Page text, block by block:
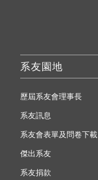
系友園地
歷屆系友會理事長
系友訊息
系友會表單及問卷下載
傑出系友
系友捐款